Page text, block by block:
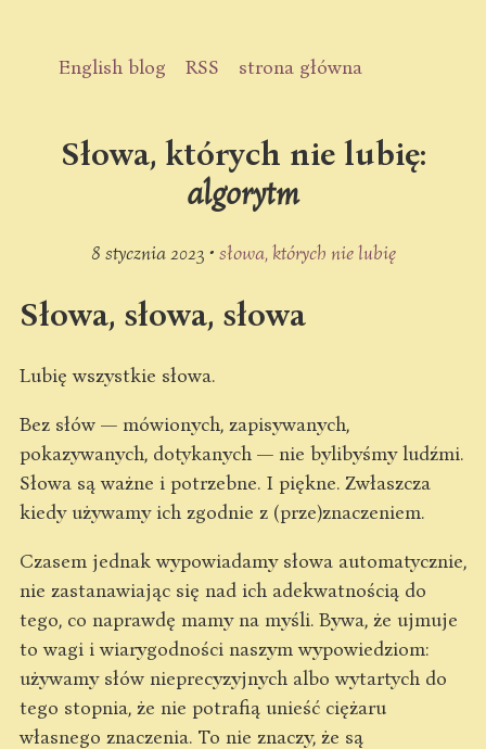
English blog RSS strona główna
Słowa, których nie lubię:
algorytm
8 stycznia 2023 • słowa, których nie lubię
Słowa, słowa, słowa
Lubię wszystkie słowa.
Bez słów — mówionych, zapisywanych,
pokazywanych, dotykanych — nie bylibyśmy ludźmi.
Słowa są ważne i potrzebne. I piękne. Zwłaszcza
kiedy używamy ich zgodnie z (prze)znaczeniem.
Czasem jednak wypowiadamy słowa automatycznie,
nie zastanawiając się nad ich adekwatnością do
tego, co naprawdę mamy na myśli. Bywa, że ujmuje
to wagi i wiarygodności naszym wypowiedziom:
używamy słów nieprecyzyjnych albo wytartych do
tego stopnia, że nie potrafią unieść ciężaru
własnego znaczenia. To nie znaczy, że są